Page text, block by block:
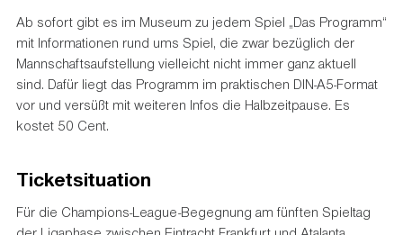
Ab sofort gibt es im Museum zu jedem Spiel „Das Programm“
mit Informationen rund ums Spiel, die zwar bezüglich der
Mannschaftsaufstellung vielleicht nicht immer ganz aktuell
sind. Dafür liegt das Programm im praktischen DIN-A5-Format
vor und versüßt mit weiteren Infos die Halbzeitpause. Es
kostet 50 Cent.
Ticketsituation
Für die Champions-League-Begegnung am fünften Spieltag